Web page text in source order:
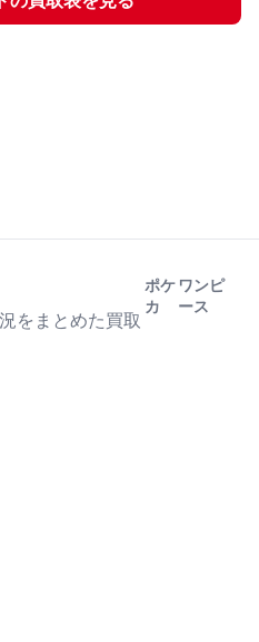
をまとめた買取
ポケ
カ
ワンピ
ース